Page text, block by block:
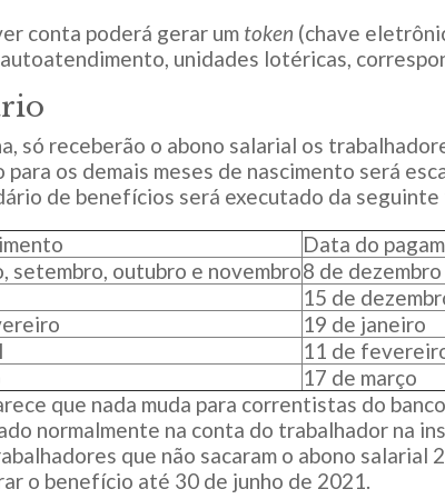
conta poderá gerar um token (chave
unidades lotéricas,
só receberão o abono salarial os
para os demais meses de nascimento será
de benefícios será executado da seguinte
Data do
setembro, outubro e novembro8 de dezembro
15 de
19 de janeiro
11 de
17 de março
que nada muda para correntistas do
normalmente na conta do trabalhador na
que não sacaram o abono salarial
o benefício até 30 de junho de 2021.